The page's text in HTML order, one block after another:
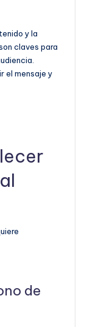
y la
claves para
el mensaje y
de